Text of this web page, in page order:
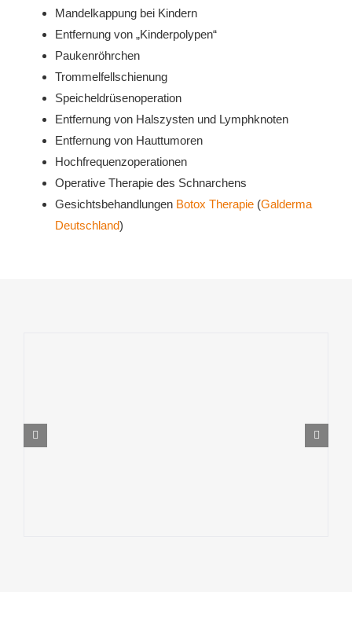
Mandelkappung bei Kindern
Entfernung von „Kinderpolypen“
Paukenröhrchen
Trommelfellschienung
Speicheldrüsenoperation
Entfernung von Halszysten und Lymphknoten
Entfernung von Hauttumoren
Hochfrequenzoperationen
Operative Therapie des Schnarchens
Gesichtsbehandlungen Botox Therapie(Galderma
Deutschland)